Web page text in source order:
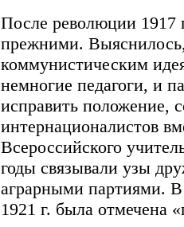
После революции 1917
прежними.
коммунистическим
немногие педагоги, и
исправить положение,
интернационалистов
Всероссийского
годы связывали узы
аграрными партиями.
1921 г. была отмечена